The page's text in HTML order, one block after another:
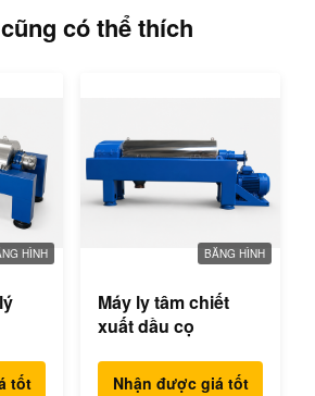
có thể thích
HÌNH
tốt
BĂNG HÌNH
Máy ly tâm chiết
xuất dầu cọ
Nhận được giá tốt